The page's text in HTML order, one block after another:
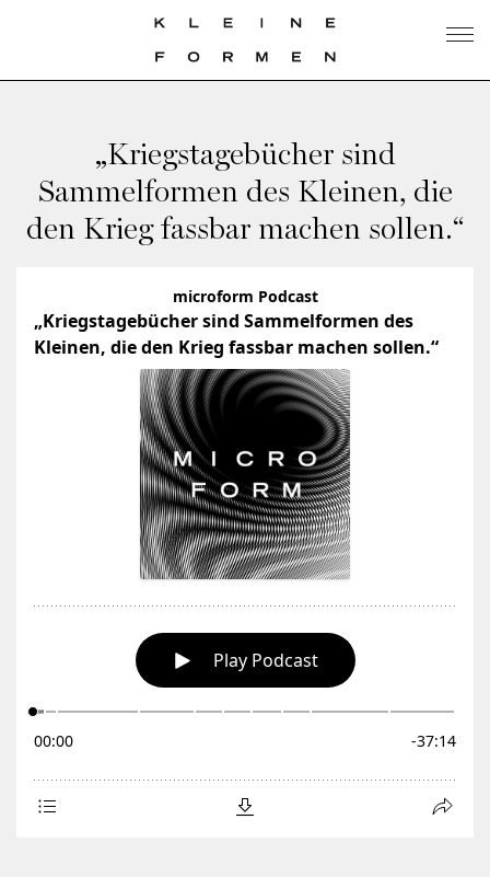
„Kriegstagebücher sind
Sammelformen des Kleinen, die
den Krieg fassbar machen sollen.“